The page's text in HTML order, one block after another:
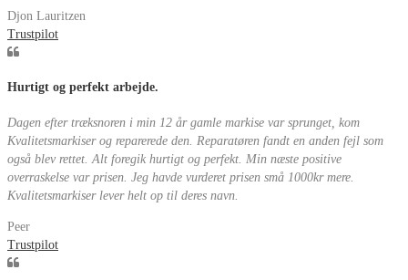
Djon Lauritzen
Trustpilot
Hurtigt og perfekt arbejde.
Dagen efter træksnoren i min 12 år gamle markise var sprunget, kom
Kvalitetsmarkiser og reparerede den. Reparatøren fandt en anden fejl som
også blev rettet. Alt foregik hurtigt og perfekt. Min næste positive
overraskelse var prisen. Jeg havde vurderet prisen små 1000kr mere.
Kvalitetsmarkiser lever helt op til deres navn.
Peer
Trustpilot